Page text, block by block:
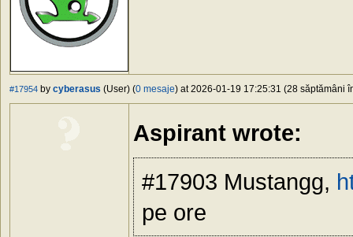
#17954 by cyberasus (User) (0 mesaje) at 2026-01-19 17:25:31 (28 săptămâni
Aspirant wrote:
#17903 Mustangg,
pe ore